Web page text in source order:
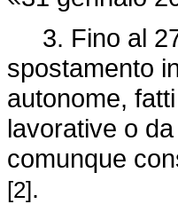
3. Fino al 27
spostamento
autonome,
lavorative o
comunque
[2].